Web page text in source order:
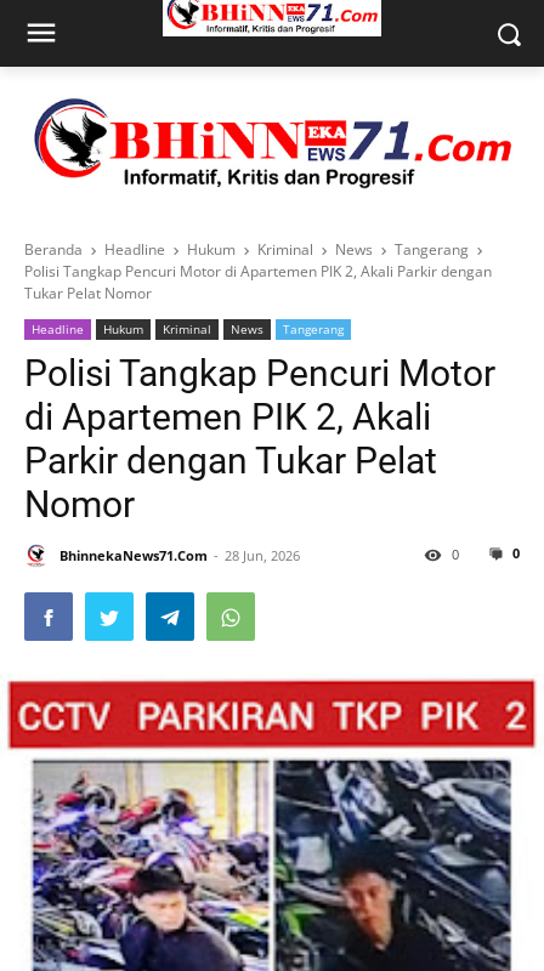
Beranda Headline Hukum Kriminal News
Tangerang
Polisi Tangkap Pencuri Motor di Apartemen PIK 2, Akali Parkir dengan
Tukar Pelat Nomor
Headline Hukum Kriminal News Tangerang
Polisi Tangkap Pencuri Motor
di Apartemen PIK 2, Akali
Parkir dengan Tukar Pelat
Nomor
BhinnekaNews71.Com 28 Jun, 2026 0
0